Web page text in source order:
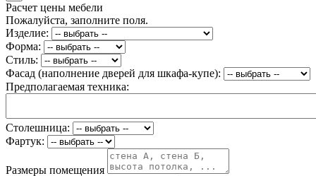
Расчет цены мебели
Пожалуйста, заполните поля.
Изделие:
Форма:
Стиль:
Фасад (наполнение дверей для шкафа-купе):
Предполагаемая техника:
Столешница:
Фартук:
Размеры помещения